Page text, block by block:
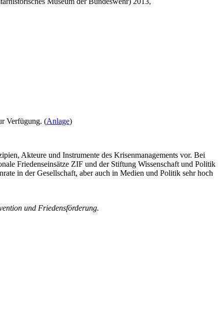
Verfügung. (Anlage)
Akteure und Instrumente des Krisenmanagements vor. Bei
Friedenseinsätze ZIF und der Stiftung Wissenschaft und Politik
in der Gesellschaft, aber auch in Medien und Politik sehr hoch
und Friedensförderung.